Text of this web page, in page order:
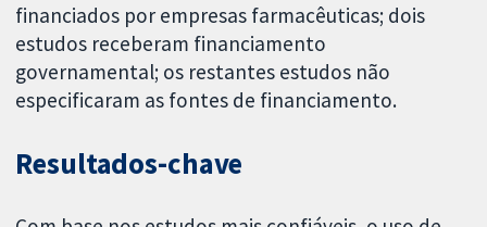
financiados por empresas farmacêuticas; dois
estudos receberam financiamento
governamental; os restantes estudos não
especificaram as fontes de financiamento.
Resultados-chave